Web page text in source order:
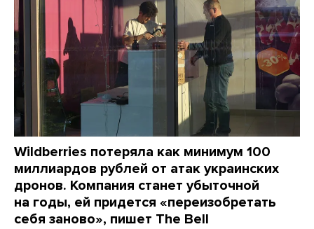
Wildberries потеряла как минимум 100
миллиардов рублей от атак украинских
дронов. Компания станет убыточной
на годы, ей придется «переизобретать
себя заново», пишет The Bell